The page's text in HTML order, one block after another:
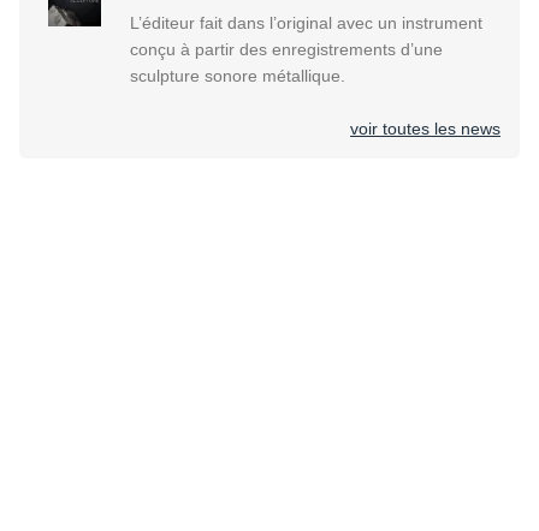
L’éditeur fait dans l’original avec un instrument
conçu à partir des enregistrements d’une
sculpture sonore métallique.
voir toutes les news